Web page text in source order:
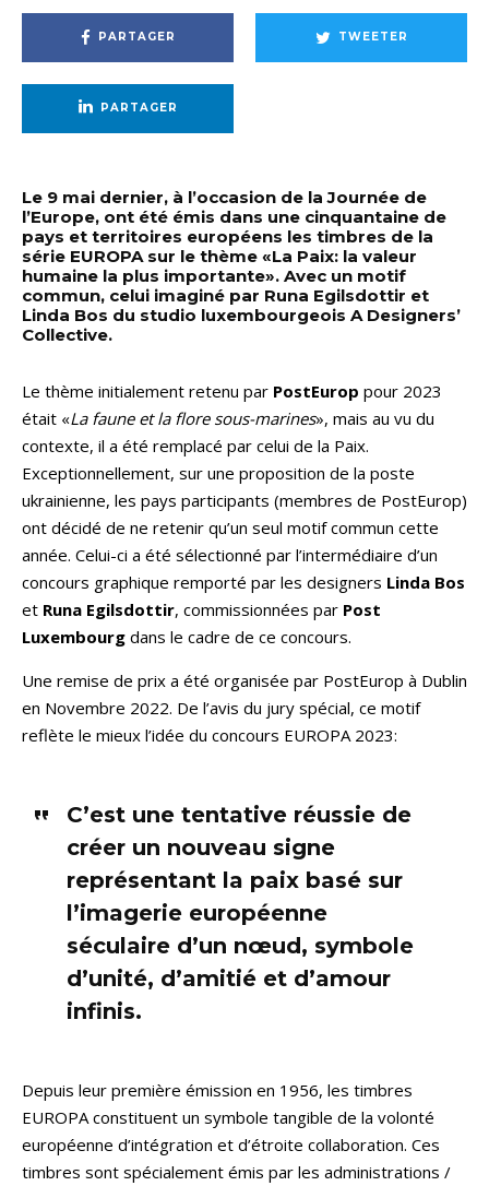
PARTAGER TWEETER
PARTAGER
Le 9 mai dernier, à l’occasion de la Journée de
l’Europe, ont été émis dans une cinquantaine de
pays et territoires européens les timbres de la
série EUROPA sur le thème «La Paix: la valeur
humaine la plus importante». Avec un motif
commun, celui imaginé par Runa Egilsdottir et
Linda Bos du studio luxembourgeois A Designers’
Collective.
Le thème initialement retenu par PostEurop pour 2023
était «La faune et la flore sous-marines», mais au vu du
contexte, il a été remplacé par celui de la Paix.
Exceptionnellement, sur une proposition de la poste
ukrainienne, les pays participants (membres de PostEurop)
ont décidé de ne retenir qu’un seul motif commun cette
année. Celui-ci a été sélectionné par l’intermédiaire d’un
concours graphique remporté par les designers Linda Bos
et Runa Egilsdottir, commissionnées par Post
Luxembourg dans le cadre de ce concours.
Une remise de prix a été organisée par PostEurop à Dublin
en Novembre 2022. De l’avis du jury spécial, ce motif
reflète le mieux l’idée du concours EUROPA 2023:
C’est une tentative réussie de
créer un nouveau signe
représentant la paix basé sur
l’imagerie européenne
séculaire d’un nœud, symbole
d’unité, d’amitié et d’amour
infinis.
Depuis leur première émission en 1956, les timbres
EUROPA constituent un symbole tangible de la volonté
européenne d’intégration et d’étroite collaboration. Ces
timbres sont spécialement émis par les administrations /